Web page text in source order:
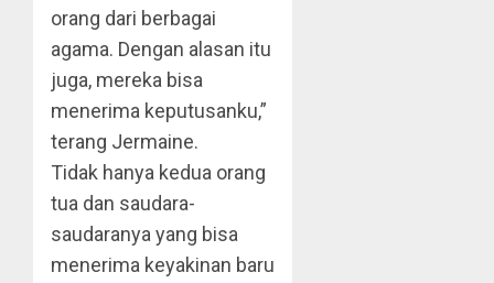
orang dari berbagai
agama. Dengan alasan itu
juga, mereka bisa
menerima keputusanku,”
terang Jermaine.
Tidak hanya kedua orang
tua dan saudara-
saudaranya yang bisa
menerima keyakinan baru